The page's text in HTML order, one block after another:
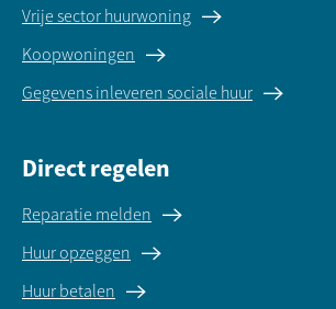
Vrije sector huurwoning
Koopwoningen
Gegevens inleveren sociale huur
Direct regelen
Reparatie melden
Huur opzeggen
Huur betalen